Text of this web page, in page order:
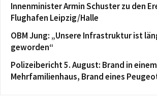
Innenminister Armin Schuster zu den
Flughafen Leipzig/Halle
OBM Jung: „Unsere Infrastruktur ist
geworden“
Polizeibericht 5. August: Brand in einem
Mehrfamilienhaus, Brand eines